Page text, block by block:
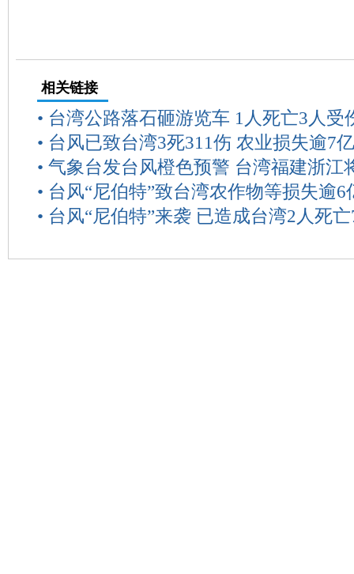
相关链接
• 台湾公路落石砸游览车 1人死亡3人受
• 台风已致台湾3死311伤 农业损失逾7
• 气象台发台风橙色预警 台湾福建浙江
• 台风“尼伯特”致台湾农作物等损失逾6
• 台风“尼伯特”来袭 已造成台湾2人死